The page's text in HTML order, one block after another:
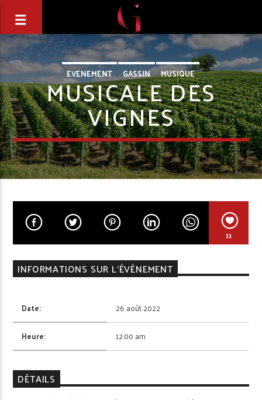
EVENEMENT GASSIN MUSIQUE
MUSICALE DES
VIGNES
11
INFORMATIONS SUR L'ÉVÉNEMENT
Date: 26 août 2022
Heure: 12:00 am
DÉTAILS